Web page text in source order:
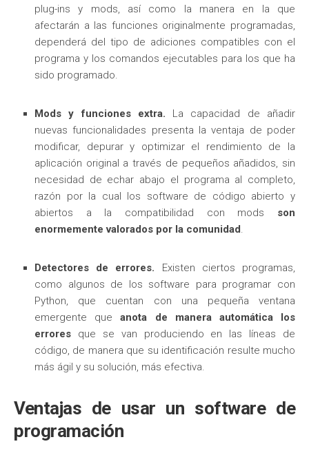
plug-ins y mods, así como la manera en la que
afectarán a las funciones originalmente programadas,
dependerá del tipo de adiciones compatibles con el
programa y los comandos ejecutables para los que ha
sido programado.
Mods y funciones extra. La capacidad de añadir
nuevas funcionalidades presenta la ventaja de poder
modificar, depurar y optimizar el rendimiento de la
aplicación original a través de pequeños añadidos, sin
necesidad de echar abajo el programa al completo,
razón por la cual
los software de código abierto y
abiertos a la compatibilidad con mods son
enormemente valorados por la comunidad.
Detectores de errores. Existen ciertos programas,
como algunos de los software para programar con
Python, que cuentan con una pequeña ventana
emergente queanota de manera automática los
errores que se van produciendo en las líneas de
código, de manera que su identificación resulte mucho
más ágil y su solución, más efectiva.
Ventajas de usar un software de
programación